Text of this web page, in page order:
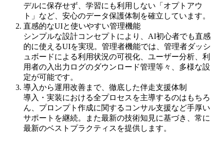
デルに保存せず、学習にも利用しない「オプトアウ
ト」な​ど、安心のデータ保護体制を確立しています。
直感的なUIと使いやすい管理機能
シンプルな設計コンセプトにより、AI初心者でも直感
的に使えるUIを実現。管理​者機能では、管理者ダッシ
ュボードによる利用状況の可視化、ユーザー分析、利​
用者の入出力ログのダウンロード管理等々、多様な設
定が可能です。​
導入から運用改善まで、徹底した伴走支援体制
導入・実装における全プロセスを主導するのはもちろ
ん、プロンプト作成に関​するコンサル支援など手厚い
サポートを継続。また最新の技術知見に基づき、​常に
最新のベストプラクティスを提供します。​